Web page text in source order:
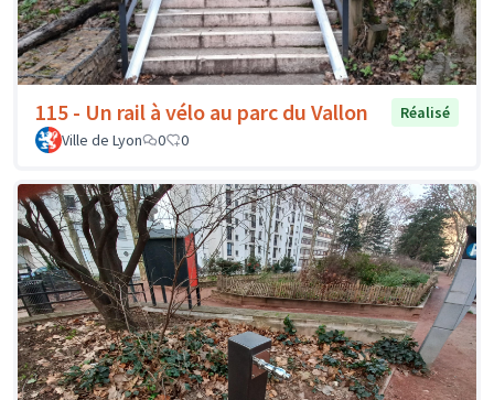
115 - Un rail à vélo au parc du Vallon
Réalisé
Ville de Lyon
0 0